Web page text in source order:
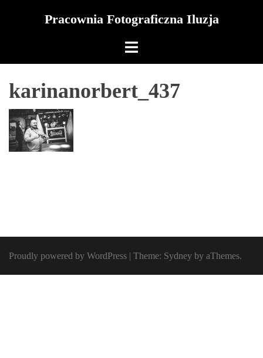
Pracownia Fotograficzna Iluzja
karinanorbert_437
Proudly powered by WordPress | Theme: Sydney by aThemes.